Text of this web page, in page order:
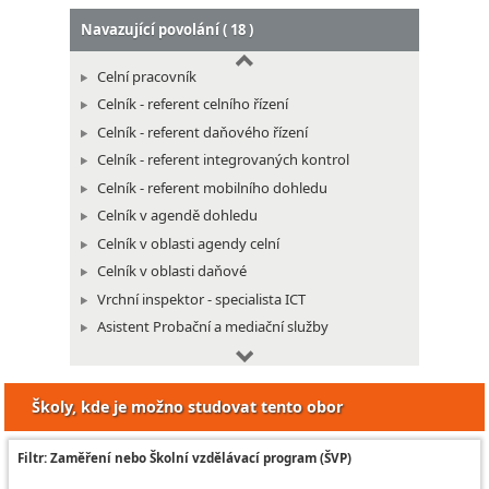
Navazující povolání ( 18 )
Celní pracovník
Celník - referent celního řízení
Celník - referent daňového řízení
Celník - referent integrovaných kontrol
Celník - referent mobilního dohledu
Celník v agendě dohledu
Celník v oblasti agendy celní
Celník v oblasti daňové
Vrchní inspektor - specialista ICT
Asistent Probační a mediační služby
Pracovník infocentra soudu
Pracovník vyšší soudní podatelny
Protokolující úředník
Školy, kde je možno studovat tento obor
Filtr: Zaměření nebo Školní vzdělávací program (ŠVP)